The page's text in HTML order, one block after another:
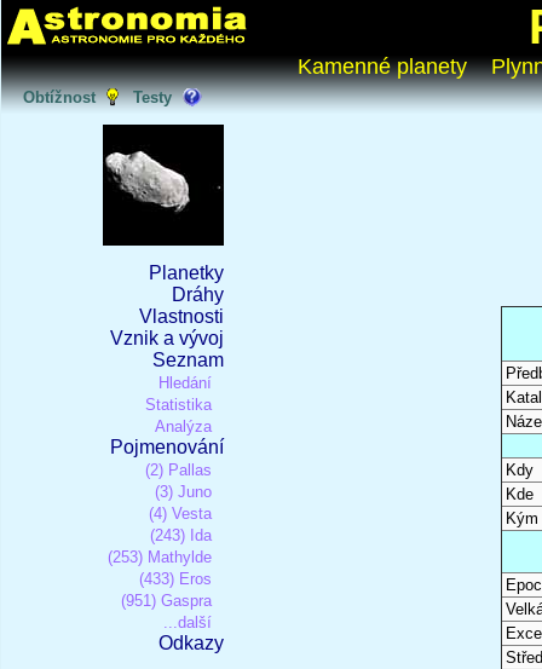
Kamenné planety
Obtížnost Testy
Planetky
Dráhy
Vlastnosti
Vznik a vývoj
Seznam
Hledání
Statistika
Analýza
Pojmenování
(2) Pallas
(3) Juno
(4) Vesta
(243) Ida
(253) Mathylde
(433) Eros
(951) Gaspra
...další
Odkazy
Kdy
Kde
Kým